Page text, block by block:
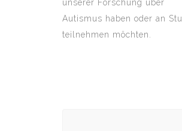
unserer Forschung über
Autismus haben oder an
teilnehmen möchten.